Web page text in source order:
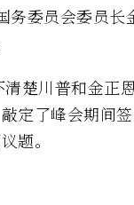
委员会委员长
楚川普和金正
定了峰会期间
题。